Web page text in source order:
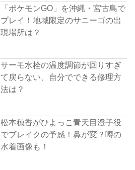
「ポケモンGO」を沖縄・宮古島で
プレイ！地域限定のサニーゴの出
現場所は？
サーモ水栓の温度調節が回りすぎ
て戻らない、自分でできる修理方
法は？
松本穂香がひよっこ青天目澄子役
でブレイクの予感！鼻が変？噂の
水着画像も！